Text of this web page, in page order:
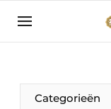
Aanmelden
Bedrijven
Categorieën